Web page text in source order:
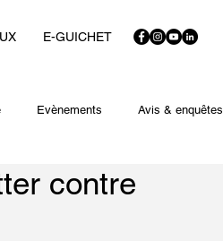
E-GUICHET
Evènements Avis & enquêtes
contre